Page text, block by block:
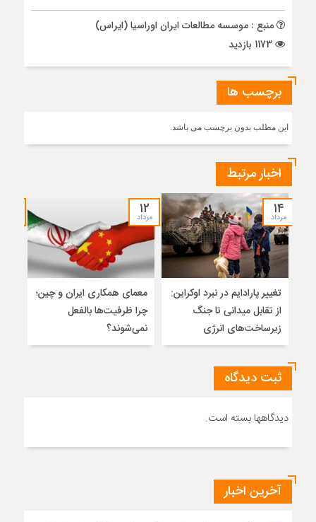
منبع : موسسه مطالعات ایران اوراسیا (ایراس)
برچسب ها
این مطلب بدون برچسب می باشد.
اخبار مرتبط
۱۴
مرداد
تغییر پارادایم در نبرد اوکراین:
از تقابل میدانی تا جنگ
زیرساخت‌های انرژی
۱۲
مرداد
معمای همکاری ایران و چین؛
چرا ظرفیت‌ها بالفعل
نمی‌شوند؟
ثبت دیدگاه
دیدگاهها بسته است.
آخرین اخبار